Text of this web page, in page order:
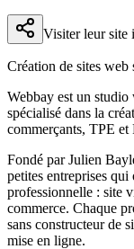
Visiter leur site
Création de sites web
Webbay est un
spécialisé dans la
commerçants, TPE et
Fondé par Julien
petites entreprises
professionnelle : site
commerce. Chaque
sans constructeur de
mise en ligne.